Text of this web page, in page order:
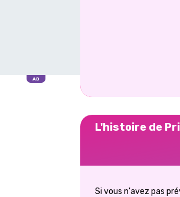
L'histoire de
Si vous n'avez pas